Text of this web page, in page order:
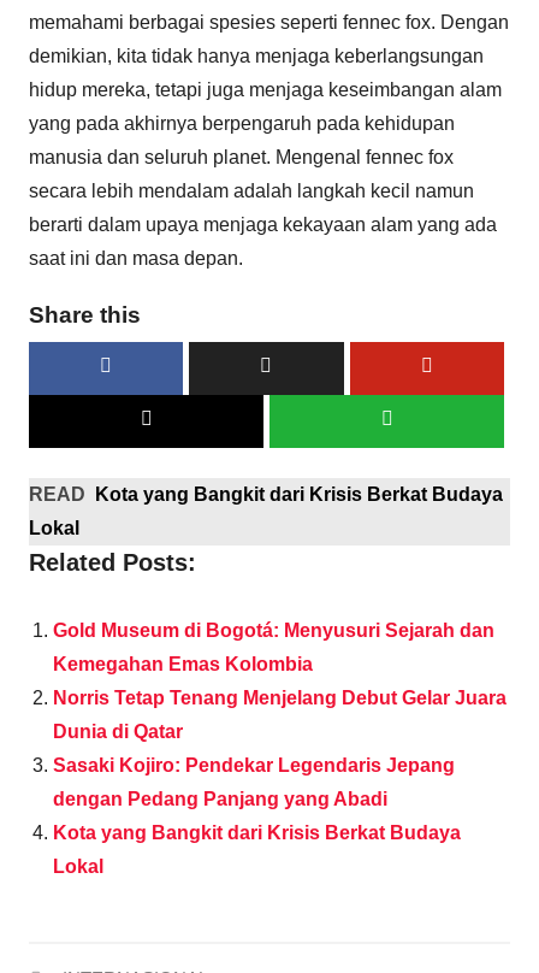
memahami berbagai spesies seperti fennec fox. Dengan
demikian, kita tidak hanya menjaga keberlangsungan
hidup mereka, tetapi juga menjaga keseimbangan alam
yang pada akhirnya berpengaruh pada kehidupan
manusia dan seluruh planet. Mengenal fennec fox
secara lebih mendalam adalah langkah kecil namun
berarti dalam upaya menjaga kekayaan alam yang ada
saat ini dan masa depan.
Share this
READ
Kota yang Bangkit dari Krisis Berkat Budaya
Lokal
Related Posts:
Gold Museum di Bogotá: Menyusuri Sejarah dan
Kemegahan Emas Kolombia
Norris Tetap Tenang Menjelang Debut Gelar Juara
Dunia di Qatar
Sasaki Kojiro: Pendekar Legendaris Jepang
dengan Pedang Panjang yang Abadi
Kota yang Bangkit dari Krisis Berkat Budaya
Lokal